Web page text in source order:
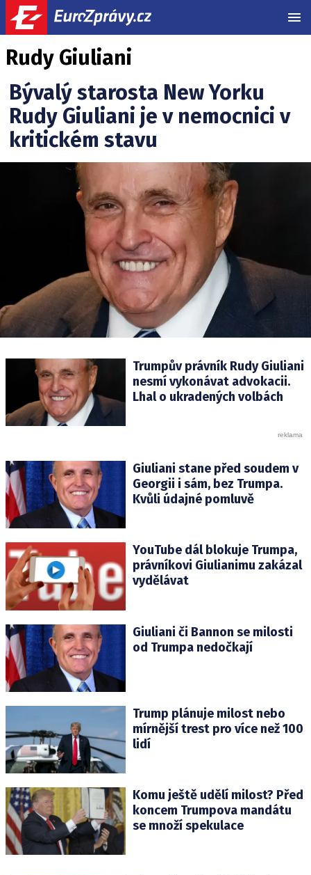
Rudy Giuliani
Bývalý starosta New Yorku
Rudy Giuliani je v nemocnici v
kritickém stavu
Trumpův právník Rudy Giuliani
nesmí vykonávat advokacii.
Lhal o ukradených volbách
Giuliani stane před soudem v
Georgii i sám, bez Trumpa.
Kvůli údajné pomluvě
YouTube dál blokuje Trumpa,
právníkovi Giulianimu zakázal
vydělávat
Giuliani či Bannon se milosti
od Trumpa nedočkají
Trump plánuje milost nebo
mírnější trest pro více než 100
lidí
Komu ještě udělí milost? Před
koncem Trumpova mandátu
se množí spekulace